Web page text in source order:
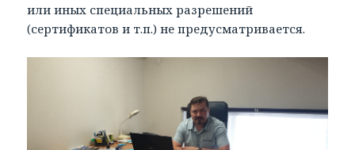
или иных специальных разрешений
(сертификатов и т.п.) не предусматривается.